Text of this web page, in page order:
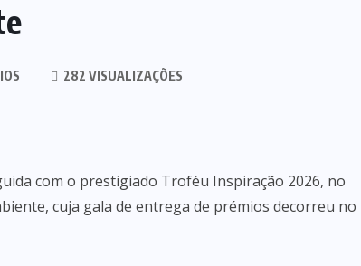
282 VISUALIZAÇÕES
com o prestigiado Troféu Inspiração 2026, no
cuja gala de entrega de prémios decorreu no